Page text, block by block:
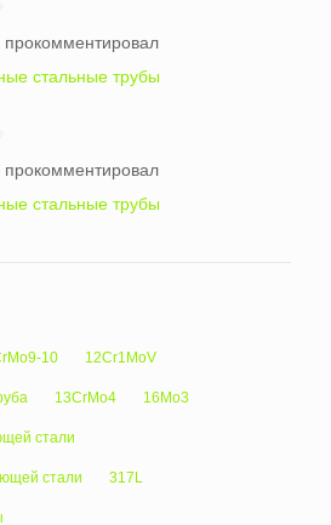
прокомментировал
стальные трубы
прокомментировал
стальные трубы
10 12Cr1MoV
13CrMo4 16Mo3
стали
стали 317L